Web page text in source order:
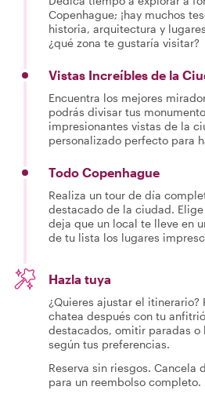
Copenhague; ¡hay muchos
historia, arquitectura y
¿qué zona te gustaría visitar?
Vistas Increíbles de la
Encuentra los mejores
podrás divisar tus
impresionantes vistas de la
personalizado perfecto para
Todo Copenhague
Realiza un tour de día
destacado de la ciudad.
deja que un local te lleve en
de tu lista los lugares
Hazla tuya
¿Quieres ajustar el itinerario?
chatea después con tu
destacados, omitir paradas o
según tus preferencias.
Reserva sin riesgos. Cancela
para un reembolso completo.